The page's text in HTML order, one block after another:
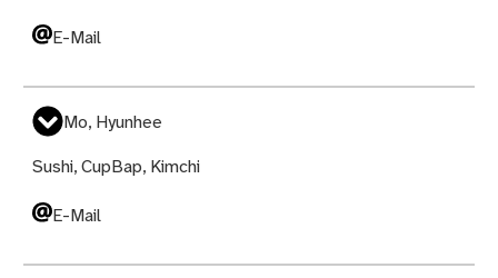
E-Mail
Mo, Hyunhee
Sushi, CupBap, Kimchi
E-Mail